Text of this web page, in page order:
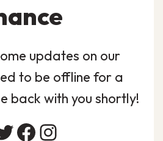
updates on our
to be offline for a
back with you shortly!